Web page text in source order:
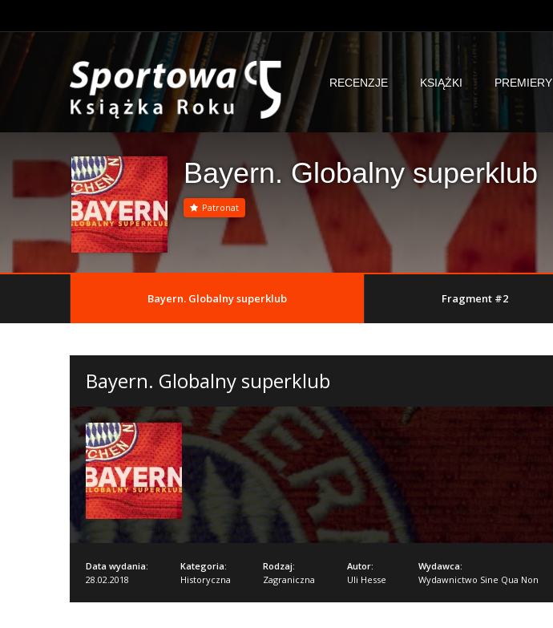
RECENZJE KSIĄŻKI PREMIERY
Bayern. Globalny superklub
Patronat
Bayern. Globalny superklub Fragment #2
Bayern. Globalny superklub
Data wydania:
28.02.2018
Kategoria:
Historyczna
Rodzaj:
Zagraniczna
Autor:
Uli Hesse
Wydawca:
Wydawnictwo Sine Qua Non